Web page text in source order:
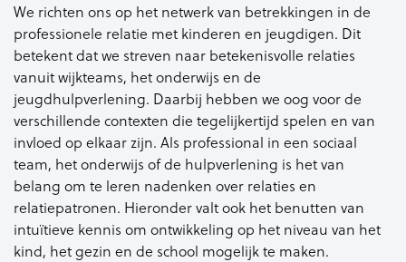
We richten ons op het netwerk van betrekkingen in de
professionele relatie met kinderen en jeugdigen. Dit
betekent dat we streven naar betekenisvolle relaties
vanuit wijkteams, het onderwijs en de
jeugdhulpverlening. Daarbij hebben we oog voor de
verschillende contexten die tegelijkertijd spelen en van
invloed op elkaar zijn. Als professional in een sociaal
team, het onderwijs of de hulpverlening is het van
belang om te leren nadenken over relaties en
relatiepatronen. Hieronder valt ook het benutten van
intuïtieve kennis om ontwikkeling op het niveau van het
kind, het gezin en de school mogelijk te maken.